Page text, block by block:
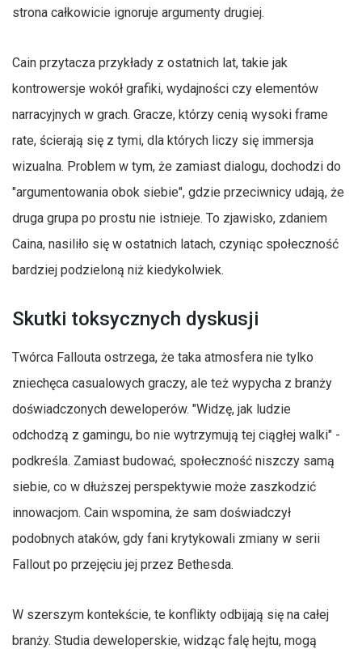
strona całkowicie ignoruje argumenty drugiej.
Cain przytacza przykłady z ostatnich lat, takie jak
kontrowersje wokół grafiki, wydajności czy elementów
narracyjnych w grach. Gracze, którzy cenią wysoki frame
rate, ścierają się z tymi, dla których liczy się immersja
wizualna. Problem w tym, że zamiast dialogu, dochodzi do
"argumentowania obok siebie", gdzie przeciwnicy udają, że
druga grupa po prostu nie istnieje. To zjawisko, zdaniem
Caina, nasiliło się w ostatnich latach, czyniąc społeczność
bardziej podzieloną niż kiedykolwiek.
Skutki toksycznych dyskusji
Twórca Fallouta ostrzega, że taka atmosfera nie tylko
zniechęca casualowych graczy, ale też wypycha z branży
doświadczonych deweloperów. "Widzę, jak ludzie
odchodzą z gamingu, bo nie wytrzymują tej ciągłej walki" -
podkreśla. Zamiast budować, społeczność niszczy samą
siebie, co w dłuższej perspektywie może zaszkodzić
innowacjom. Cain wspomina, że sam doświadczył
podobnych ataków, gdy fani krytykowali zmiany w serii
Fallout po przejęciu jej przez Bethesda.
W szerszym kontekście, te konflikty odbijają się na całej
branży. Studia deweloperskie, widząc falę hejtu, mogą